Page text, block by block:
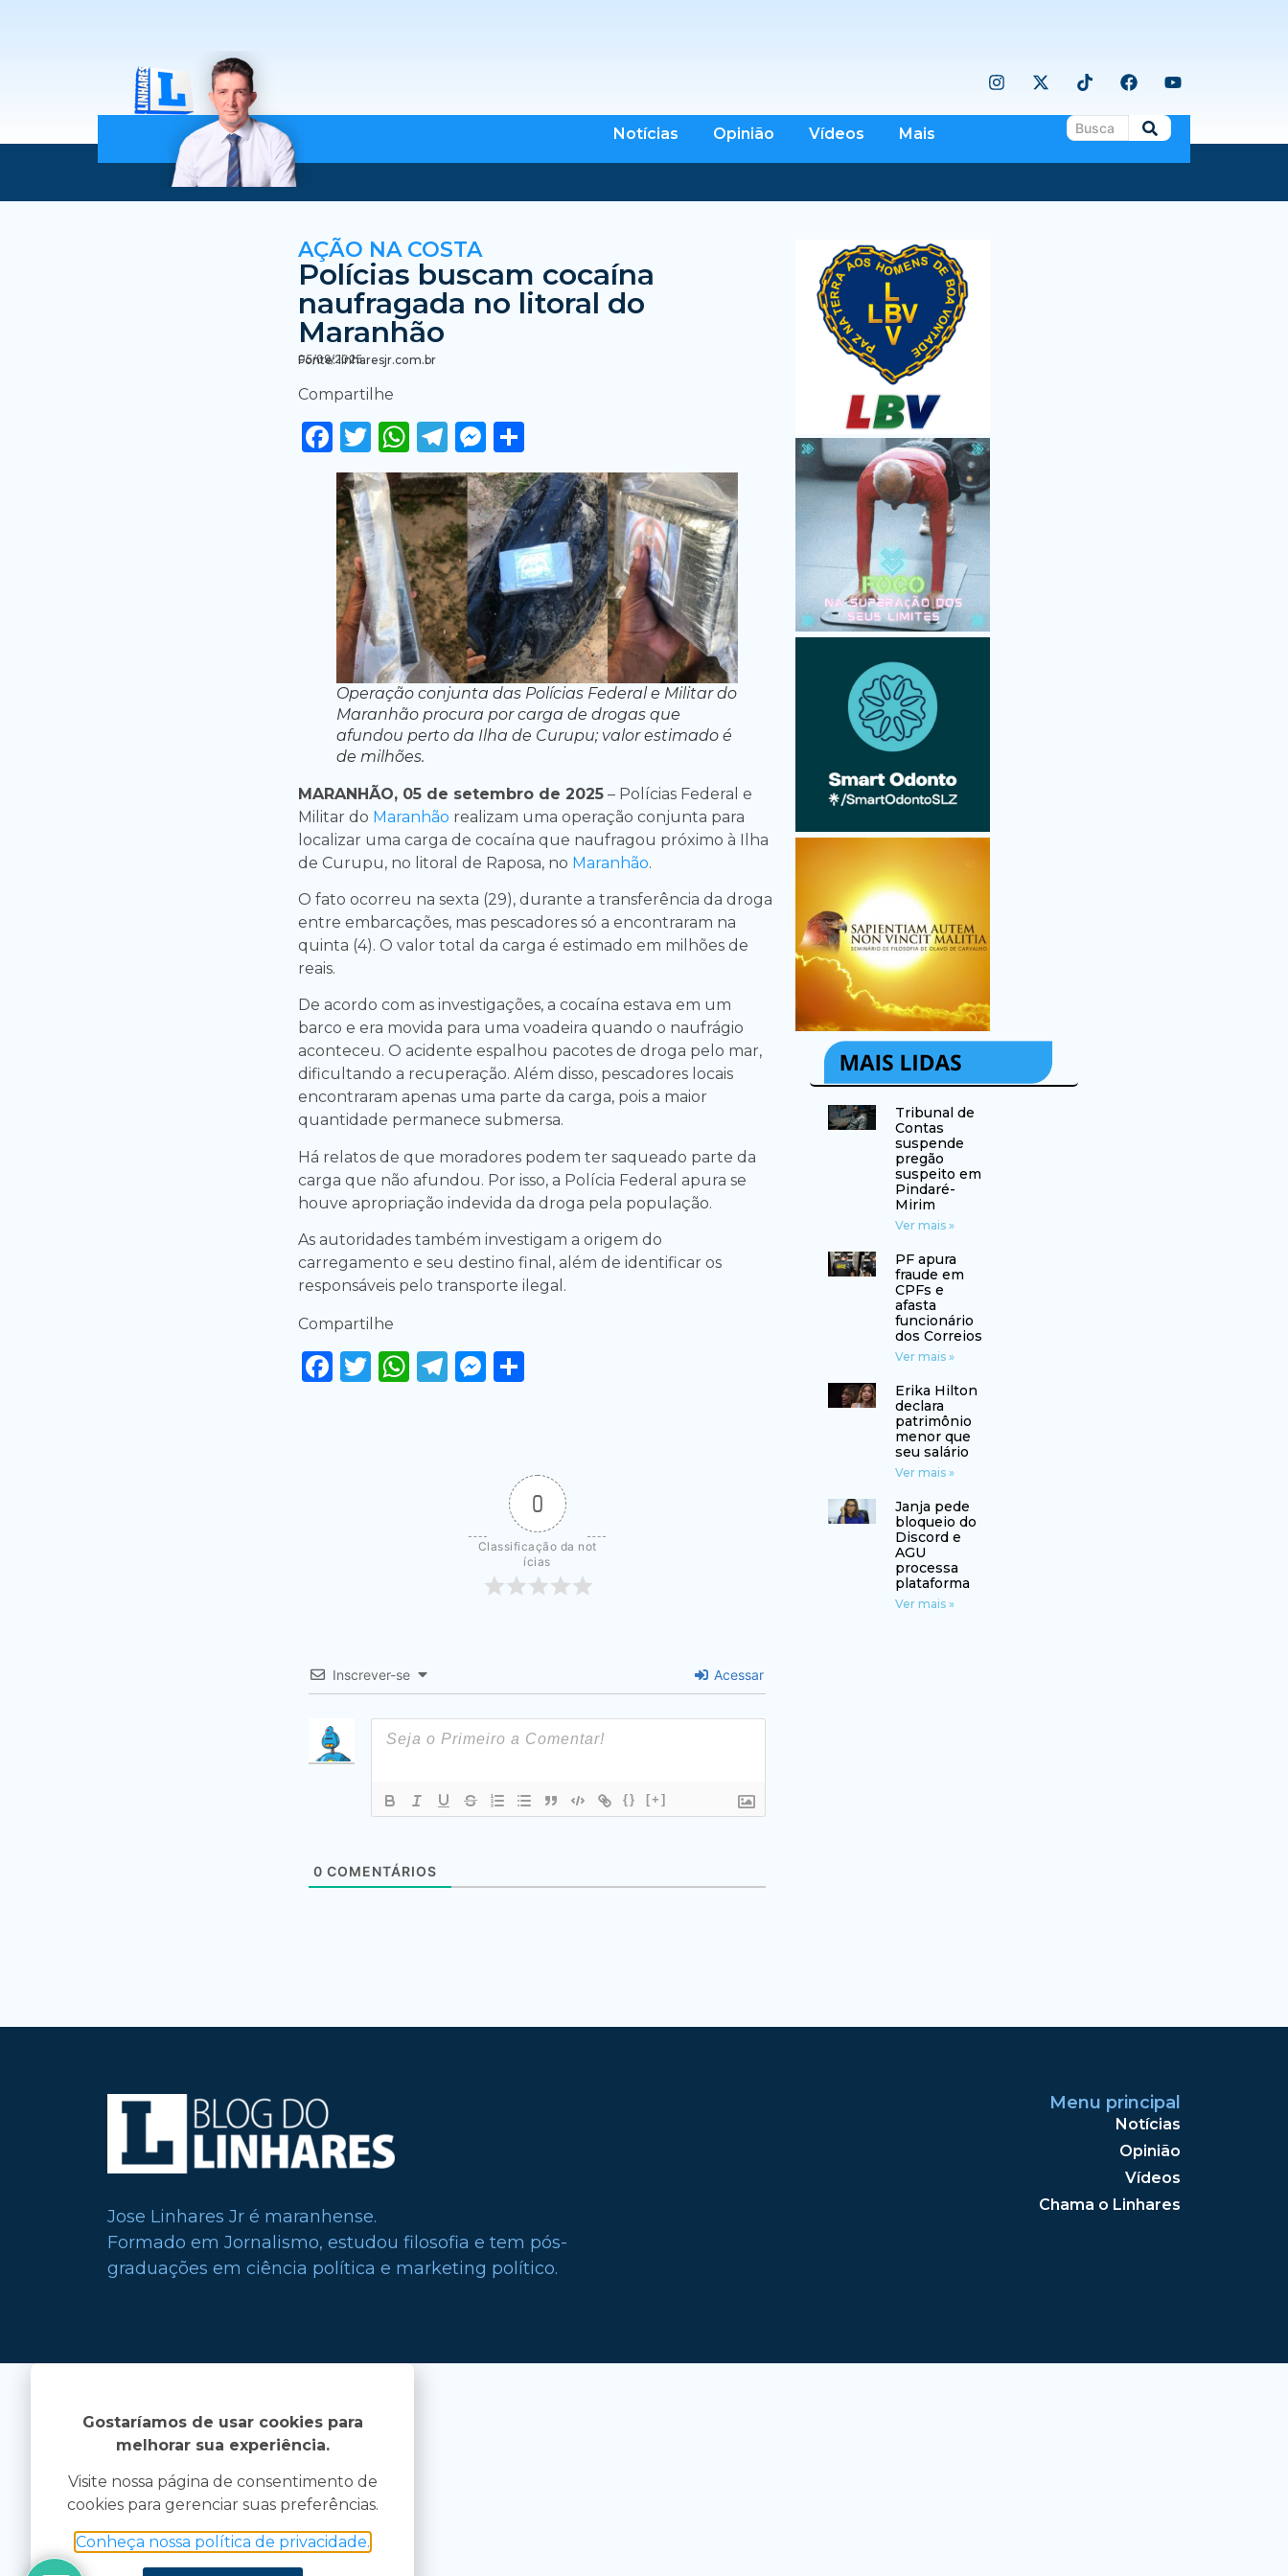
Notícias Opinião Vídeos Mais
AÇÃO NA COSTA
Polícias buscam cocaína
naufragada no litoral do
Maranhão
Fonte: linharesjr.com.br
05/09/2025
Compartilhe
Facebook
Twitter
WhatsApp
Telegram
Messenger
Operação conjunta das Polícias Federal e Militar do
Maranhão procura por carga de drogas que
afundou perto da Ilha de Curupu; valor estimado é
de milhões.
MARANHÃO, 05 de setembro de 2025 – Polícias Federal e
Militar do Maranhão realizam uma operação conjunta para
localizar uma carga de cocaína que naufragou próximo à Ilha
de Curupu, no litoral de Raposa, no Maranhão.
O fato ocorreu na sexta (29), durante a transferência da droga
entre embarcações, mas pescadores só a encontraram na
quinta (4). O valor total da carga é estimado em milhões de
reais.
De acordo com as investigações, a cocaína estava em um
barco e era movida para uma voadeira quando o naufrágio
aconteceu. O acidente espalhou pacotes de droga pelo mar,
dificultando a recuperação. Além disso, pescadores locais
encontraram apenas uma parte da carga, pois a maior
quantidade permanece submersa.
Há relatos de que moradores podem ter saqueado parte da
carga que não afundou. Por isso, a Polícia Federal apura se
houve apropriação indevida da droga pela população.
As autoridades também investigam a origem do
carregamento e seu destino final, além de identificar os
responsáveis pelo transporte ilegal.
Compartilhe
Facebook
Twitter
WhatsApp
Telegram
Messenger
0
Classificação da not
ícias
Inscrever-se Acessar
{} [+]
0 COMENTÁRIOS
Tribunal de
Contas
suspende
pregão
suspeito em
Pindaré-
Mirim
Ver mais »
PF apura
fraude em
CPFs e
afasta
funcionário
dos Correios
Ver mais »
Erika Hilton
declara
patrimônio
menor que
seu salário
Ver mais »
Janja pede
bloqueio do
Discord e
AGU
processa
plataforma
Ver mais »
Jose Linhares Jr é maranhense.
Formado em Jornalismo, estudou filosofia e tem pós-
graduações em ciência política e marketing político.
Menu principal
Notícias
Opinião
Vídeos
Chama o Linhares
Gostaríamos de usar cookies para
melhorar sua experiência.
Visite nossa página de consentimento de
cookies para gerenciar suas preferências.
Conheça nossa política de privacidade.